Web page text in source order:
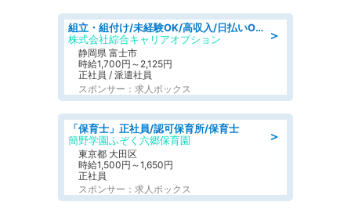
＞
組立・組付け/未経験OK/高収入/日払いOK/寮費無料/交替制
株式会社綜合キャリアオプション
静岡県 富士市
時給1,700円～2,125円
正社員 / 派遣社員
スポンサー：求人ボックス
＞
「保育士」正社員/認可保育所/保育士
簡野学園ふぞく六郷保育園
東京都 大田区
時給1,500円～1,650円
正社員
スポンサー：求人ボックス